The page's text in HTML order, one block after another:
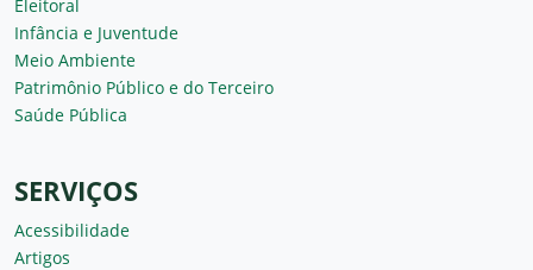
Eleitoral
Infância e Juventude
Meio Ambiente
Patrimônio Público e do Terceiro
Saúde Pública
SERVIÇOS
Acessibilidade
Artigos